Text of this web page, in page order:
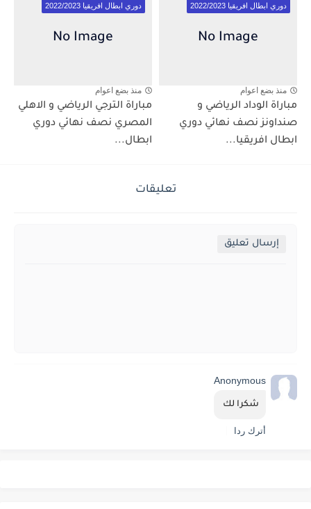
دوري ابطال افريقيا 2022/2023
منذ بضع اعوام
مباراة الوداد الرياضي و
صنداونز نصف نهائي دوري
ابطال افريقيا...
دوري ابطال افريقيا 2022/2023
منذ بضع اعوام
مباراة الترجي الرياضي و الاهلي
المصري نصف نهائي دوري
ابطال...
تعليقات
إرسال تعليق
Anonymous
شكرا لك
أترك ردا